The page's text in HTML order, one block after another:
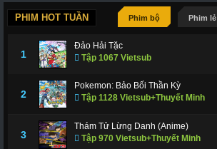
PHIM HOT TUẦN Phim bộ Phim lẻ
1
Đảo Hải Tặc
Tập 1067 Vietsub
2
Pokemon: Bảo Bối Thần Kỳ
Tập 1128 Vietsub+Thuyết Minh
3
Thám Tử Lừng Danh (Anime)
Tập 970 Vietsub+Thuyết Minh